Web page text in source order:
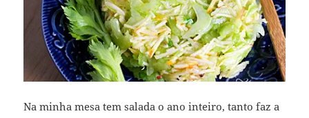
Na minha mesa tem salada o ano inteiro, tanto faz a